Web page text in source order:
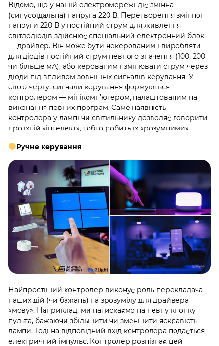
Відомо, що у нашій електромережі діє змінна
(синусоїдальна) напруга 220 В. Перетворення змінної
напруги 220 В у постійний струм для живлення
світлодіодів здійснює спеціальний електронний блок
— драйвер. Він може бути некерованим і виробляти
для діодів постійний струм певного значення (100, 200
чи більше мА), або керованим і змінювати струм через
діоди під впливом зовнішніх сигналів керування. У
свою чергу, сигнали керування формуються
контролером — мінікомп’ютером, налаштованим на
виконання певних програм. Саме наявність
контролера у лампі чи світильнику дозволяє говорити
про їхній «інтелект», тобто робить їх «розумними».
Ручне керування
Найпростіший контролер виконує роль перекладача
наших дій (чи бажань) на зрозумілу для драйвера
«мову». Наприклад, ми натискаємо на певну кнопку
пульта, бажаючи збільшити чи зменшити яскравість
лампи. Тоді на відповідний вхід контролера подається
електричний імпульс. Контролер розпізнає цей